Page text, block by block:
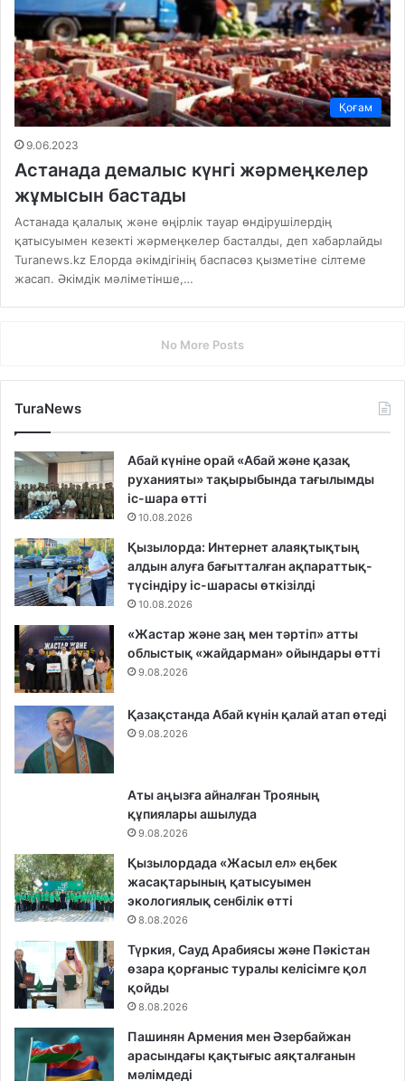
Қоғам
9.06.2023
Астанада демалыс күнгі жәрмеңкелер
жұмысын бастады
Астанада қалалық және өңірлік тауар өндірушілердің
қатысуымен кезекті жәрмеңкелер басталды, деп хабарлайды
Turanews.kz Елорда әкімдігінің баспасөз қызметіне сілтеме
жасап. Әкімдік мәліметінше,…
No More Posts
TuraNews
Абай күніне орай «Абай және қазақ
руханияты» тақырыбында тағылымды
іс-шара өтті
10.08.2026
Қызылорда: Интернет алаяқтықтың
алдын алуға бағытталған ақпараттық-
түсіндіру іс-шарасы өткізілді
10.08.2026
«Жастар және заң мен тәртіп» атты
облыстық «жайдарман» ойындары өтті
9.08.2026
Қазақстанда Абай күнін қалай атап өтеді
9.08.2026
Аты аңызға айналған Трояның
құпиялары ашылуда
9.08.2026
Қызылордада «Жасыл ел» еңбек
жасақтарының қатысуымен
экологиялық сенбілік өтті
8.08.2026
Түркия, Сауд Арабиясы және Пәкістан
өзара қорғаныс туралы келісімге қол
қойды
8.08.2026
Пашинян Армения мен Әзербайжан
арасындағы қақтығыс аяқталғанын
мәлімдеді